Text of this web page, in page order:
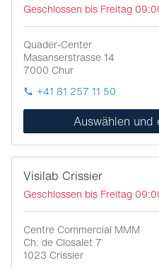
Geschlossen bis Freitag
Quader-Center
Masanserstrasse 14
7000 Chur
+41 81 257 11 50
Auswählen und
Visilab Crissier
Geschlossen bis Freitag
Centre Commercial MMM
Ch. de Closalet 7
1023 Crissier